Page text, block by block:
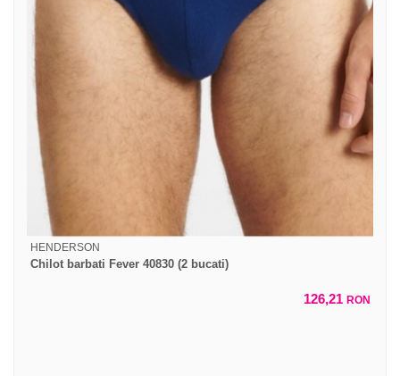
HENDERSON
Chilot barbati Fever 40830 (2 bucati)
126,21 RON